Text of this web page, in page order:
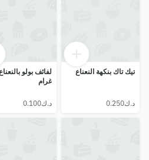
تيك تاك بنكهة النعناع
غرام
⁦د.ك0.100⁩